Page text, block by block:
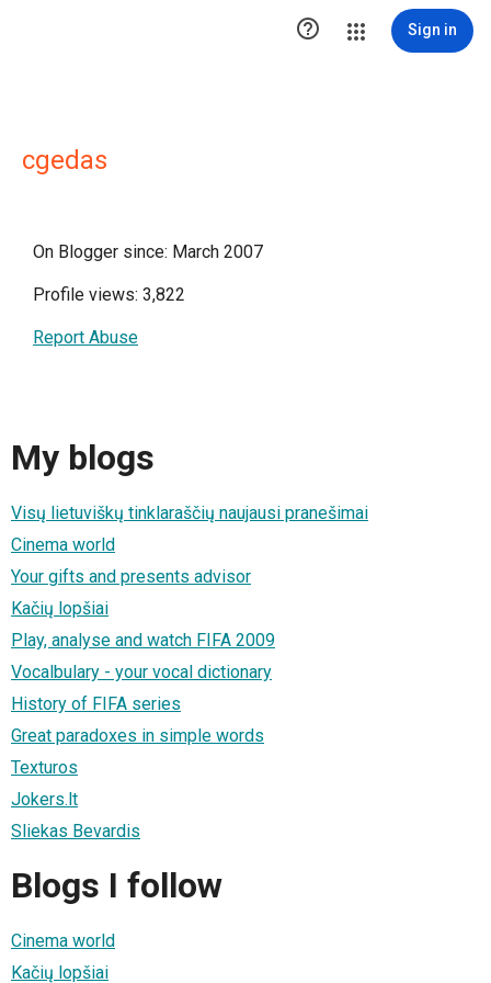
 Sign in
cgedas
On Blogger since: March 2007
Profile views: 3,822
Report Abuse
My blogs
Visų lietuviškų tinklaraščių naujausi pranešimai
Cinema world
Your gifts and presents advisor
Kačių lopšiai
Play, analyse and watch FIFA 2009
Vocalbulary - your vocal dictionary
History of FIFA series
Great paradoxes in simple words
Texturos
Jokers.lt
Sliekas Bevardis
Blogs I follow
Cinema world
Kačių lopšiai